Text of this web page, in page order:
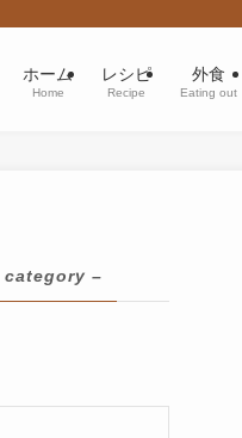
ホーム
Home
レシピ
Recipe
外食
Eating out
category –